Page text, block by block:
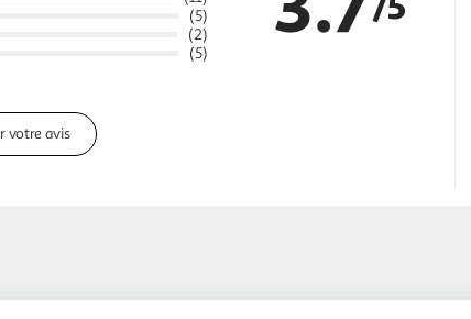
(5)
(2)
(5)
votre avis